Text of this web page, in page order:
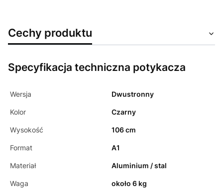
Cechy produktu
Specyfikacja techniczna potykacza
Wersja Dwustronny
Kolor Czarny
Wysokość 106 cm
Format A1
Materiał Aluminium / stal
Waga około 6 kg